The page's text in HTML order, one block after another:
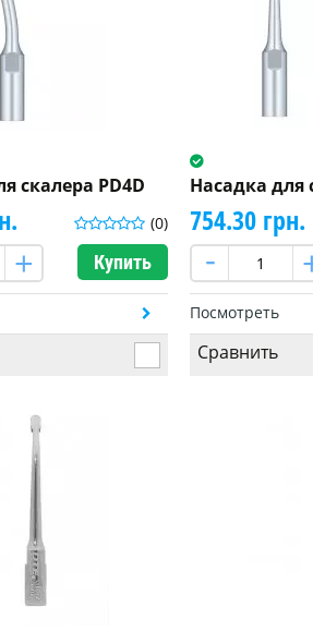
скалера PD4D
(0)
Купить
Насадка для
754.30 грн.
Посмотреть
Сравнить